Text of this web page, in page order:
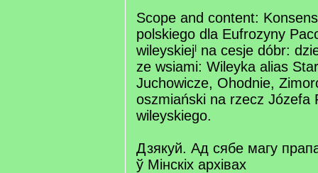
Scope and content:
polskiego dla Eufrozyny
wileyskiejˡ na cesje dóbr:
ze wsiami: Wileyka alias
Juchowicze, Ohodnie,
oszmiański na rzecz Józefa
wileyskiego.
Дзякуй. Ад сябе магу
ў Мінскіх архівах